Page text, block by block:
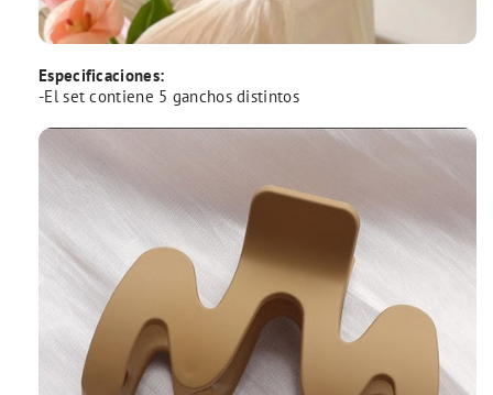
Especificaciones:
-El set contiene 5 ganchos distintos